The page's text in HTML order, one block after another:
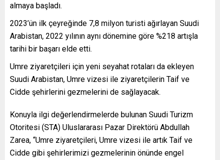
almaya başladı.
2023’ün ilk çeyreğinde 7,8 milyon turisti ağırlayan Suudi
Arabistan, 2022 yılının aynı dönemine göre %218 artışla
tarihi bir başarı elde etti.
Umre ziyaretçileri için yeni seyahat rotaları da ekleyen
Suudi Arabistan, Umre vizesi ile ziyaretçilerin Taif ve
Cidde şehirlerini gezmelerini de sağlayacak.
Konuyla ilgi değerlendirmelerde bulunan Suudi Turizm
Otoritesi (STA) Uluslararası Pazar Direktörü Abdullah
Zarea, “Umre ziyaretçileri, Umre vizesi ile artık Taif ve
Cidde gibi şehirlerimizi gezmelerinin önünde engel